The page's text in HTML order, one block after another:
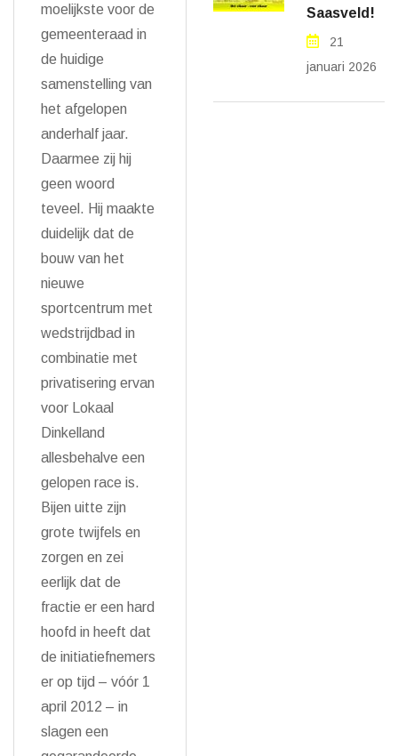
moelijkste voor de
gemeenteraad in
de huidige
samenstelling van
het afgelopen
anderhalf jaar.
Daarmee zij hij
geen woord
teveel. Hij maakte
duidelijk dat de
bouw van het
nieuwe
sportcentrum met
wedstrijdbad in
combinatie met
privatisering ervan
voor Lokaal
Dinkelland
allesbehalve een
gelopen race is.
Bijen uitte zijn
grote twijfels en
zorgen en zei
eerlijk dat de
fractie er een hard
hoofd in heeft dat
de initiatiefnemers
er op tijd – vóór 1
april 2012 – in
slagen een
Saasveld!
21
januari 2026